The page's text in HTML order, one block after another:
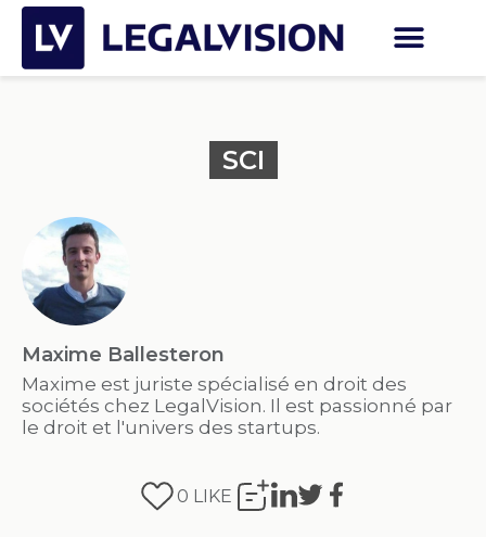
SCI
Maxime Ballesteron
Maxime est juriste spécialisé en droit des
sociétés chez LegalVision. Il est passionné par
le droit et l'univers des startups.
0 LIKE